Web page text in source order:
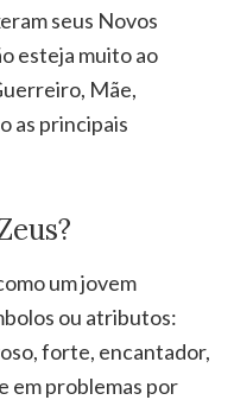
seus Novos
esteja muito ao
Mãe,
as principais
um jovem
ou atributos:
forte, encantador,
em problemas por